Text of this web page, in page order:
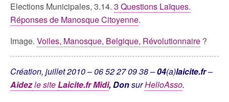
Elections Municipales, 3.14. 3 Questions Laïques.
Réponses de Manosque Citoyenne.
Image. Voiles, Manosque, Belgique, Révolutionnaire ?
Création, juillet 2010–06 52 27 09 38–04(a)laicite.fr–
Aidezle siteLaicite.fr Midi,DonsurHelloAsso.